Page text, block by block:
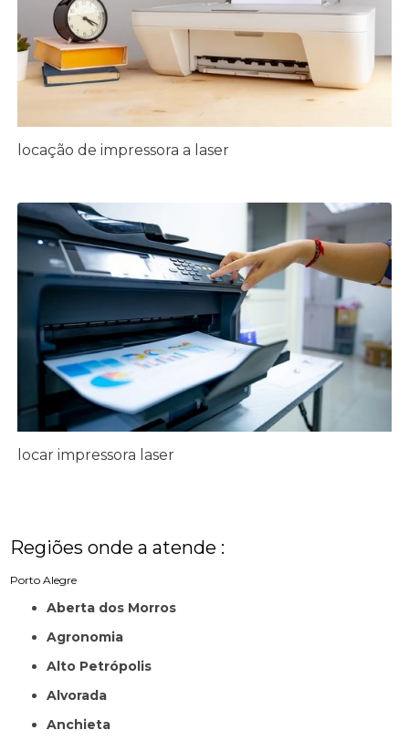
locação de impressora a laser
locar impressora laser
Regiões onde a atende :
Porto Alegre
Aberta dos Morros
Agronomia
Alto Petrópolis
Alvorada
Anchieta